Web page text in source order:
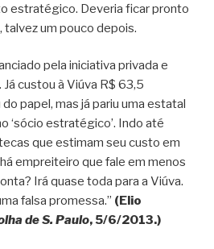
estratégico. Deveria ficar pronto
talvez um pouco depois.
pela iniciativa privada e
custou à Viúva R$ 63,5
papel, mas já pariu uma estatal
‘sócio estratégico’. Indo até
que estimam seu custo em
empreiteiro que fale em menos
Irá quase toda para a Viúva.
falsa promessa.” (Elio
de S. Paulo, 5/6/2013.)